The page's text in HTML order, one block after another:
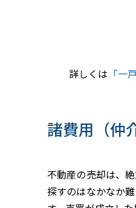
詳しくは 「
諸費用（仲
不動産の売却は、
探すのはなかなか